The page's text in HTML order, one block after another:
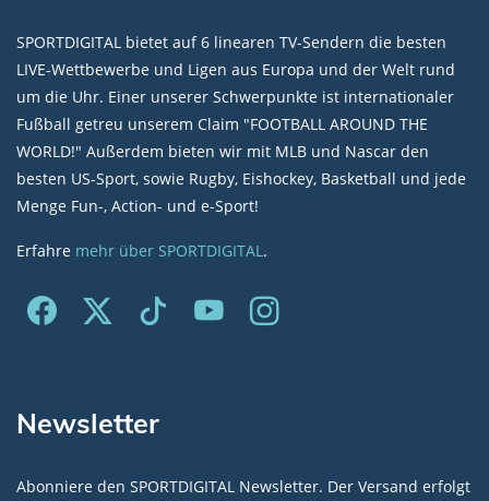
SPORTDIGITAL bietet auf 6 linearen TV-Sendern die besten
LIVE-Wettbewerbe und Ligen aus Europa und der Welt rund
um die Uhr. Einer unserer Schwerpunkte ist internationaler
Fußball getreu unserem Claim "FOOTBALL AROUND THE
WORLD!" Außerdem bieten wir mit MLB und Nascar den
besten US-Sport, sowie Rugby, Eishockey, Basketball und jede
Menge Fun-, Action- und e-Sport!
Erfahre mehr über SPORTDIGITAL .
Newsletter
Abonniere den SPORTDIGITAL Newsletter. Der Versand erfolgt